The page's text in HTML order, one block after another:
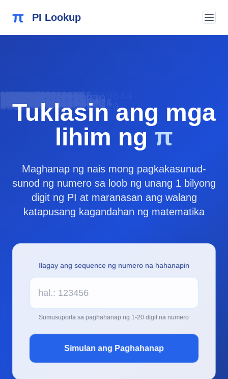
π PI Lookup
8620899862
82306647093844609
8034825342117067
489549303819644
46034861045432664821
093844609550582
46229489549303819
92346034861045432
964428810975
159265358979323
99862803482
5596446229
97932384626433832795
79502884197169399
84756482337867831
5028841971
10454326648213
10975665933446
23378678316
0726024914
8410270193
3446128475648
459230781640628620
8419716939937510582
4159265358979323
13393607260249
6264338327950288419
234603486104543266
78164062862089986
38327950288419
502884197169399
494459230781
9862803482534
50284102701938521
21105559644622948
34861045432664821
3383279502884197169
974944592307816406
3460348610454326648
7950288419716939
2712019091456485
94081284811174
4622948954930
948954930381964428
9385211055
756482337867831652
34211706798214
08651328230664709
46229489549303819644
46034861045432
5897932384626
110555964462294895
4502841027
15926535897932384626
8109756659334461
Tuklasin ang mga
lihim ng π
Maghanap ng nais mong pagkakasunud-
sunod ng numero sa loob ng unang 1 bilyong
digit ng PI at maranasan ang walang
katapusang kagandahan ng matematika
Ilagay ang sequence ng numero na hahanapin
Sumusuporta sa paghahanap ng 1-20 digit na numero
Simulan ang Paghahanap